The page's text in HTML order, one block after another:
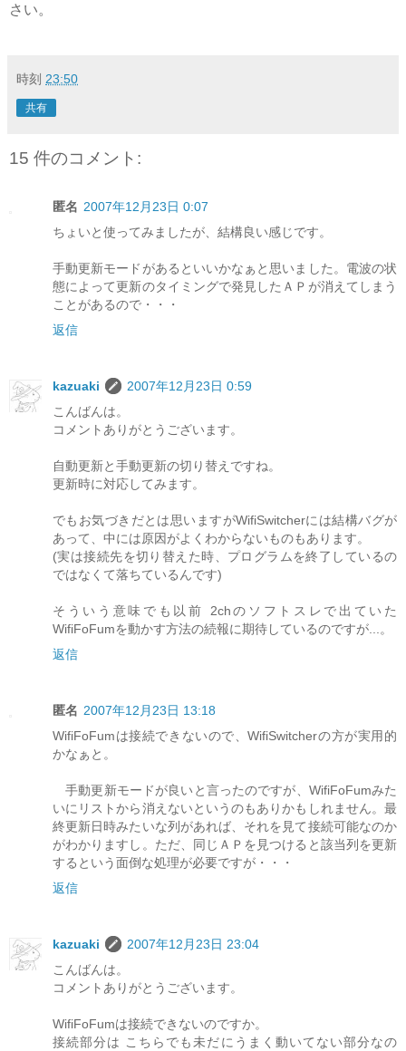
さい。
時刻 23:50
共有
15 件のコメント:
匿名 2007年12月23日 0:07
ちょいと使ってみましたが、結構良い感じです。
手動更新モードがあるといいかなぁと思いました。電波の状
態によって更新のタイミングで発見したＡＰが消えてしまう
ことがあるので・・・
返信
kazuaki
2007年12月23日 0:59
こんばんは。
コメントありがとうございます。
自動更新と手動更新の切り替えですね。
更新時に対応してみます。
でもお気づきだとは思いますがWifiSwitcherには結構バグが
あって、中には原因がよくわからないものもあります。
(実は接続先を切り替えた時、プログラムを終了しているの
ではなくて落ちているんです)
そういう意味でも以前 2chのソフトスレで出ていた
WifiFoFumを動かす方法の続報に期待しているのですが...。
返信
匿名 2007年12月23日 13:18
WifiFoFumは接続できないので、WifiSwitcherの方が実用的
かなぁと。
手動更新モードが良いと言ったのですが、WifiFoFumみた
いにリストから消えないというのもありかもしれません。最
終更新日時みたいな列があれば、それを見て接続可能なのか
がわかりますし。ただ、同じＡＰを見つけると該当列を更新
するという面倒な処理が必要ですが・・・
返信
kazuaki
2007年12月23日 23:04
こんばんは。
コメントありがとうございます。
WifiFoFumは接続できないのですか。
接続部分は こちらでも未だにうまく動いてない部分なの